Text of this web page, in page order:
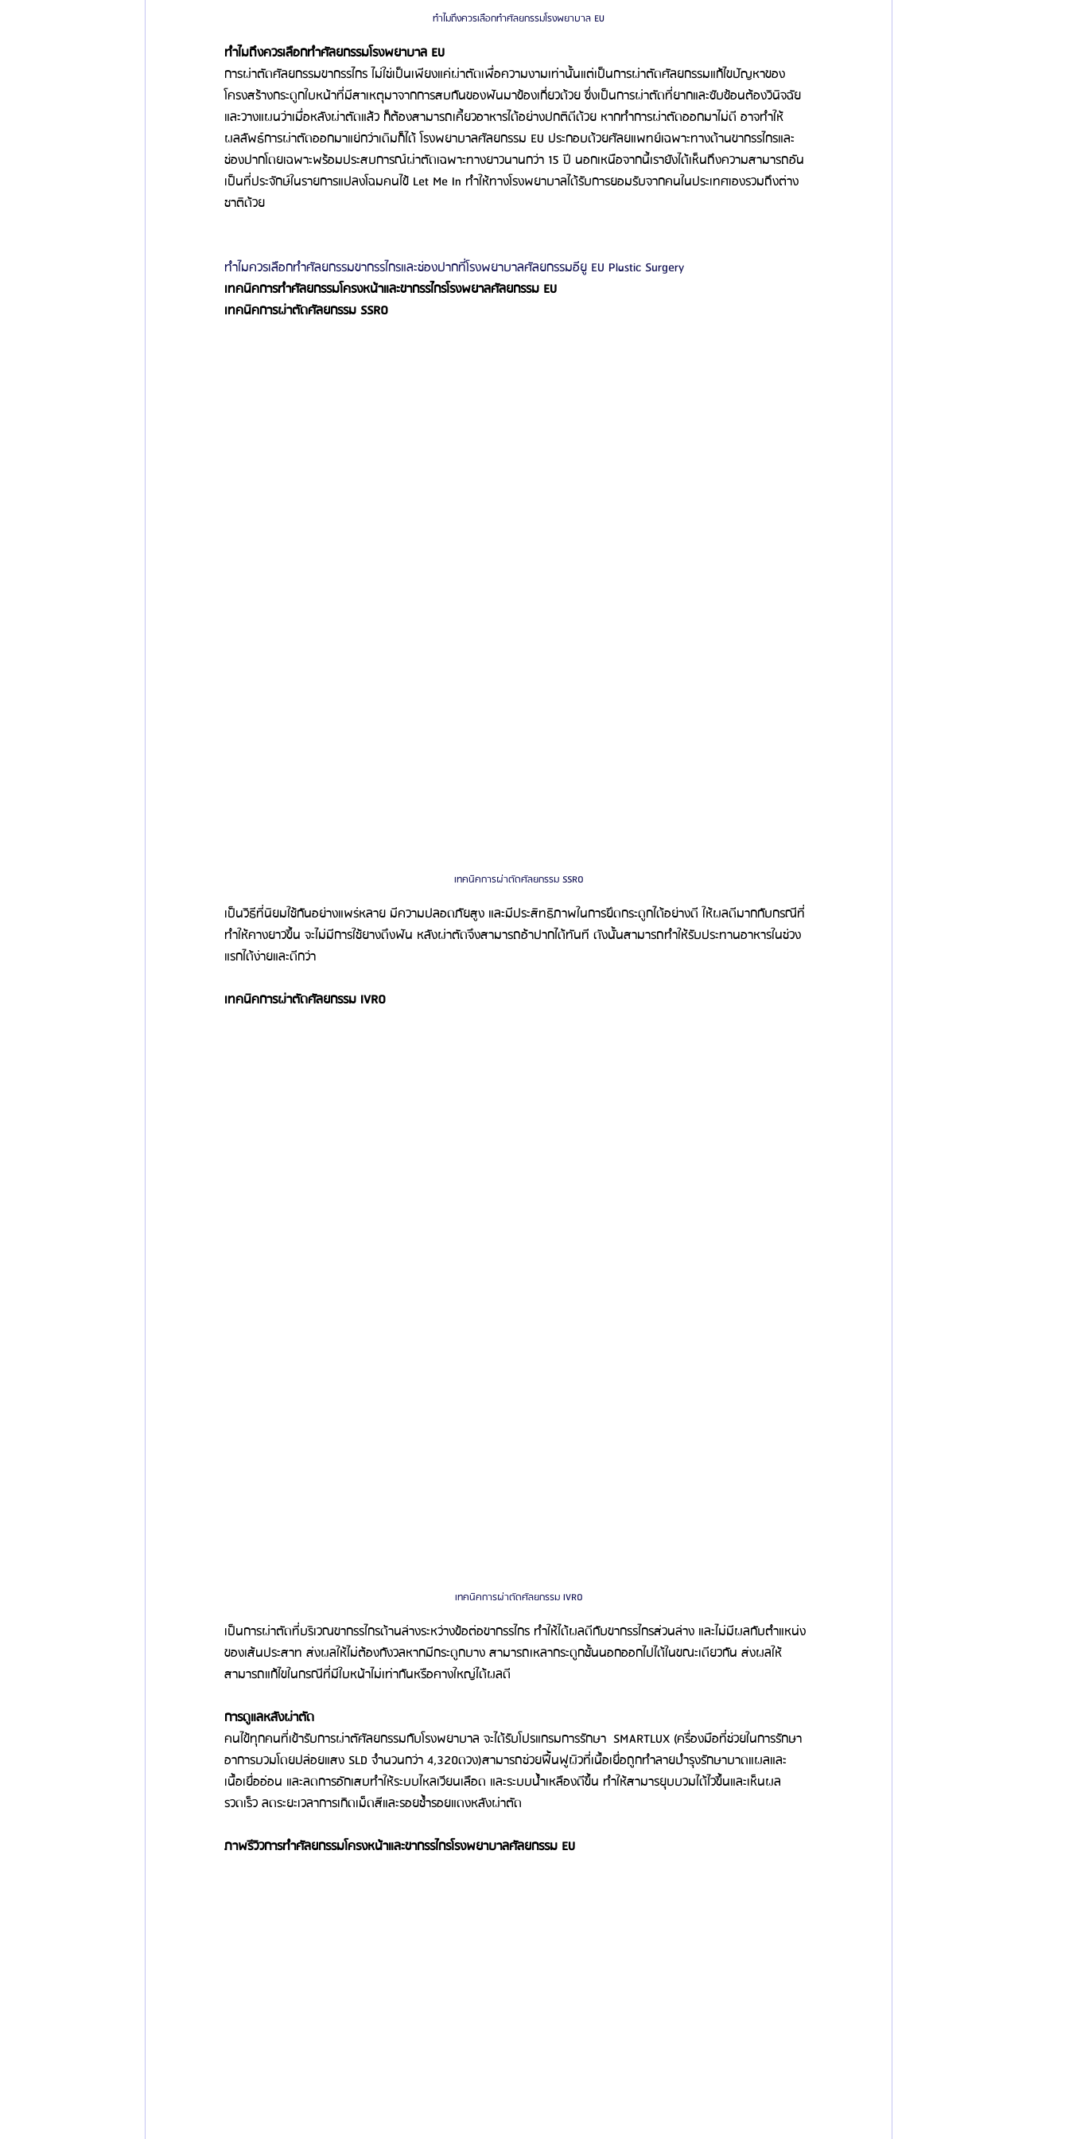
ทำไมถึงควรเลือกทำศัลยกรรมโรงพยาบาล EU
ทำไมถึงควรเลือกทำศัลยกรรมโรงพยาบาล EU
การผ่าตัดศัลยกรรมขากรรไกร ไม่ใช่เป็นเพียงแค่ผ่าตัดเพื่อความงามเท่านั้นแต่เป็นการผ่าตัดศัลยกรรมแก้ไขปัญหาของ
โครงสร้างกระดูกใบหน้าที่มีสาเหตุมาจากการสบกันของฟันมาข้องเกี่ยวด้วย ซึ่งเป็นการผ่าตัดที่ยากและซับซ้อนต้องวินิจฉัย
และวางแผนว่าเมื่อหลังผ่าตัดแล้ว ก็ต้องสามารถเคี้ยวอาหารได้อย่างปกติดีด้วย หากทำการผ่าตัดออกมาไม่ดี อาจทำให้
ผลลัพธ์การผ่าตัดออกมาแย่กว่าเดิมก็ได้ โรงพยาบาลศัลยกรรม EU ประกอบด้วยศัลยแพทย์เฉพาะทางด้านขากรรไกรและ
ช่องปากโดยเฉพาะพร้อมประสบการณ์ผ่าตัดเฉพาะทางยาวนานกว่า 15 ปี นอกเหนือจากนี้เรายังได้เห็นถึงความสามารถอัน
เป็นที่ประจักษ์ในรายการแปลงโฉมคนไข้ Let Me In ทำให้ทางโรงพยาบาลได้รับการยอมรับจากคนในประเทศเองรวมถึงต่าง
ชาติด้วย
ทำไมควรเลือกทำศัลยกรรมขากรรไกรและช่องปากที่โรงพยาบาลศัลยกรรมอียู EU Plastic Surgery
เทคนิคการทำศัลยกรรมโครงหน้าและขากรรไกรโรงพยาลศัลยกรรม EU
เทคนิคการผ่าตัดศัลยกรรม SSRO
เทคนิคการผ่าตัดศัลยกรรม SSRO
เป็นวิธีที่นิยมใช้กันอย่างแพร่หลาย มีความปลอดภัยสูง และมีประสิทธิภาพในการยึดกระดูกได้อย่างดี ให้ผลดีมากกับกรณีที่
ทำให้คางยาวขึ้น จะไม่มีการใช้ยางดึงฟัน หลังผ่าตัดจึงสามารถอ้าปากได้ทันที ดังนั้นสามารถทำให้รับประทานอาหารในช่วง
แรกได้ง่ายและดีกว่า
เทคนิคการผ่าตัดศัลยกรรม IVRO
เทคนิคการผ่าตัดศัลยกรรม IVRO
เป็นการผ่าตัดที่บริเวณขากรรไกรด้านล่างระหว่างข้อต่อขากรรไกร ทำให้ได้ผลดีกับขากรรไกรส่วนล่าง และไม่มีผลกับตำแหน่ง
ของเส้นประสาท ส่งผลให้ไม่ต้องกังวลหากมีกระดูกบาง สามารถเหลากระดูกชั้นนอกออกไปได้ในขณะเดียวกัน ส่งผลให้
สามารถแก้ไขในกรณีที่มีใบหน้าไม่เท่ากันหรือคางใหญ่ได้ผลดี
การดูแลหลังผ่าตัด
คนไข้ทุกคนที่เข้ารับการผ่าตัศัลยกรรมกับโรงพยาบาล จะได้รับโปรแกรมการรักษา  SMARTLUX (ครื่องมือที่ช่วยในการรักษา
อาการบวมโดยปล่อยแสง SLD จำนวนกว่า 4,320ดวง)สามารถช่วยฟื้นฟูผิวที่เนื้อเยื่อถูกทำลายบำรุงรักษาบาดแผลและ
เนื้อเยื่ออ่อน และลดการอักเสบทำให้ระบบไหลเวียนเลือด และระบบน้ำเหลืองดีขึ้น ทำให้สามารยุบบวมได้ไวขึ้นและเห็นผล
รวดเร็ว ลดระยะเวลาการเกิดเม็ดสีและรอยช้ำรอยแดงหลังผ่าตัด
ภาพรีวิวการทำศัลยกรรมโครงหน้าและขากรรไกรโรงพยาบาลศัลยกรรม EU